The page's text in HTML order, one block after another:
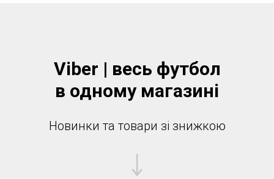
Viber | весь футбол
в одному магазинi
Новинки та товари зі знижкою